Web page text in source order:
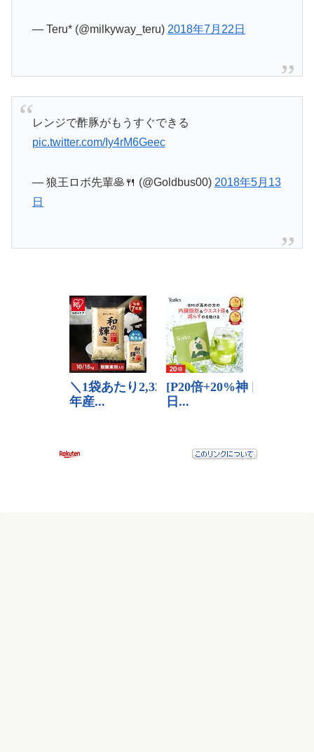
— Teru* (@milkyway_teru) 2018年7月22日
レンジで酢豚がもうすぐできる
pic.twitter.com/Iy4rM6Geec
— 狼王ロボ先輩🥞🍴 (@Goldbus00) 2018年5月13
日